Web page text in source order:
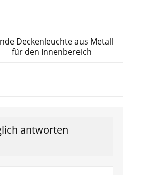
Deckenleuchte aus Metall
für den Innenbereich
antworten